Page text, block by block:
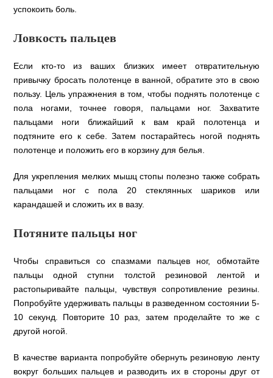
успокоить боль.
Ловкость пальцев
Если кто-то из ваших близких имеет отвратительную
привычку бросать полотенце в ванной, обратите это в свою
пользу. Цель упражнения в том, чтобы поднять полотенце с
пола ногами, точнее говоря, пальцами ног. Захватите
пальцами ноги ближайший к вам край полотенца и
подтяните его к себе. Затем постарайтесь ногой поднять
полотенце и положить его в корзину для белья.
Для укрепления мелких мышц стопы полезно также собрать
пальцами ног с пола 20 стеклянных шариков или
карандашей и сложить их в вазу.
Потяните пальцы ног
Чтобы справиться со спазмами пальцев ног, обмотайте
пальцы одной ступни толстой резиновой лентой и
растопыривайте пальцы, чувствуя сопротивление резины.
Попробуйте удерживать пальцы в разведенном состоянии 5-
10 секунд. Повторите 10 раз, затем проделайте то же с
другой ногой.
В качестве варианта попробуйте обернуть резиновую ленту
вокруг больших пальцев и разводить их в стороны друг от